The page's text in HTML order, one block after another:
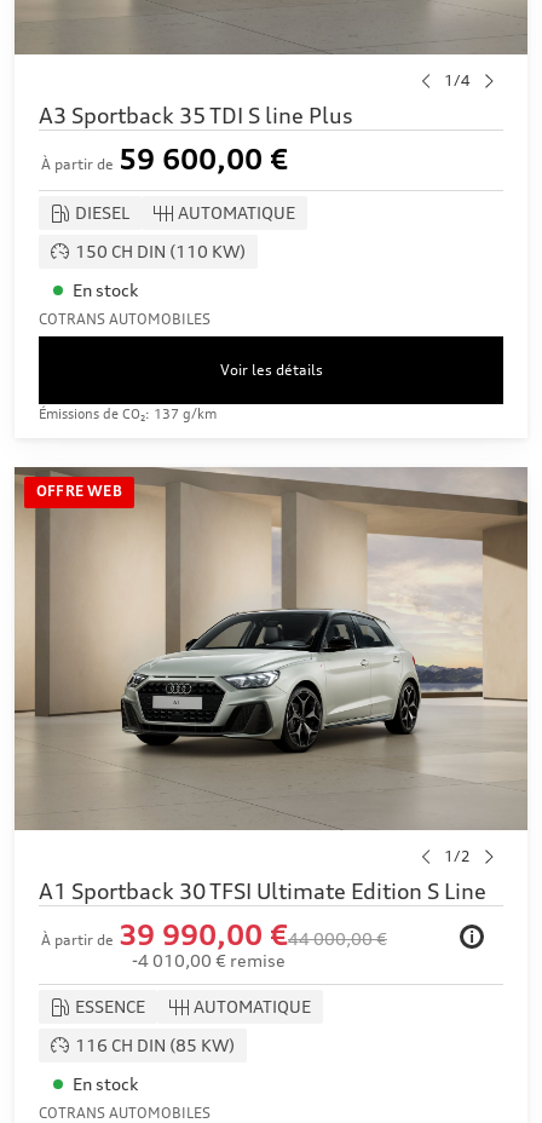
1/4
A3 Sportback 35 TDI S line Plus
À partir de 59 600,00 €
DIESEL
AUTOMATIQUE
150 CH DIN (110 KW)
En stock
COTRANS AUTOMOBILES
Voir les détails
Émissions de CO₂: 137 g/km
OFFRE WEB
1/2
A1 Sportback 30 TFSI Ultimate Edition S Line
À partir de 39 990,00 €44 000,00 €
i
-4 010,00 € remise
ESSENCE
AUTOMATIQUE
116 CH DIN (85 KW)
En stock
COTRANS AUTOMOBILES